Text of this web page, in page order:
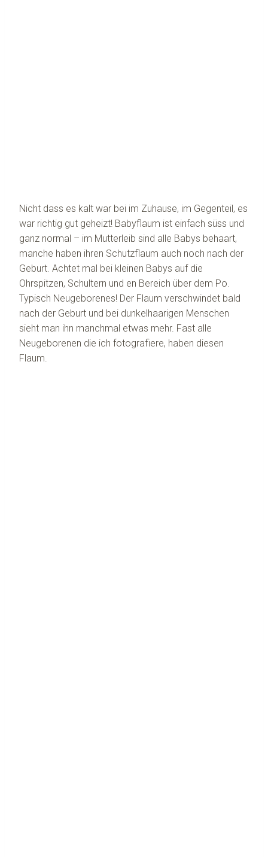
Nicht dass es kalt war bei im Zuhause, im Gegenteil, es
war richtig gut geheizt! Babyflaum ist einfach süss und
ganz normal – im Mutterleib sind alle Babys behaart,
manche haben ihren Schutzflaum auch noch nach der
Geburt. Achtet mal bei kleinen Babys auf die
Ohrspitzen, Schultern und en Bereich über dem Po.
Typisch Neugeborenes! Der Flaum verschwindet bald
nach der Geburt und bei dunkelhaarigen Menschen
sieht man ihn manchmal etwas mehr. Fast alle
Neugeborenen die ich fotografiere, haben diesen
Flaum.